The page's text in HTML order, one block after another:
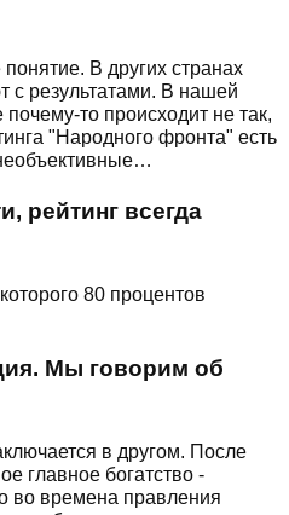
В других странах
с результатами. В нашей
то происходит не так,
"Народного фронта" есть
рейтинг всегда
80 процентов
Мы говорим об
в другом. После
главное богатство -
во времена правления